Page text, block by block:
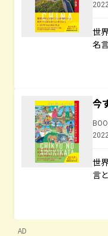
世
名
今
世
言
AD